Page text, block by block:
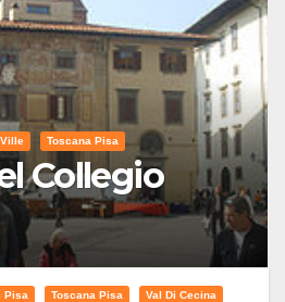
Toscana Pisa
Collegio
Pisa Toscana Pisa Val Di Cecina